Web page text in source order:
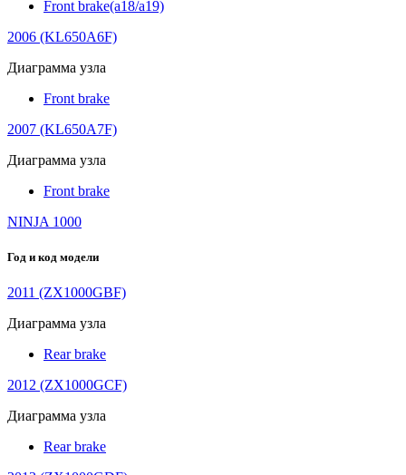
Front brake(a18/a19)
2006 (KL650A6F)
Диаграмма узла
Front brake
2007 (KL650A7F)
Диаграмма узла
Front brake
NINJA 1000
Год и код модели
2011 (ZX1000GBF)
Диаграмма узла
Rear brake
2012 (ZX1000GCF)
Диаграмма узла
Rear brake